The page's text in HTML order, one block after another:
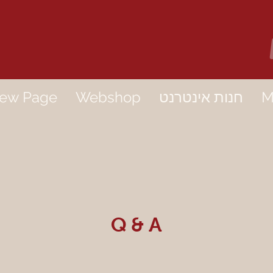
Q & A
Page Webshop חנות אינטרנט